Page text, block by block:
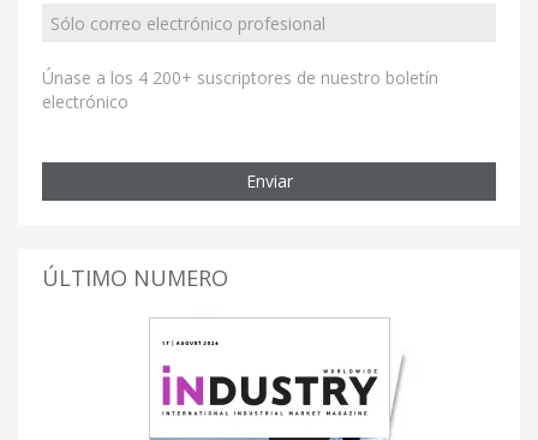
Únase a los 4 200+ suscriptores de nuestro boletín
electrónico
Enviar
ÚLTIMO NUMERO